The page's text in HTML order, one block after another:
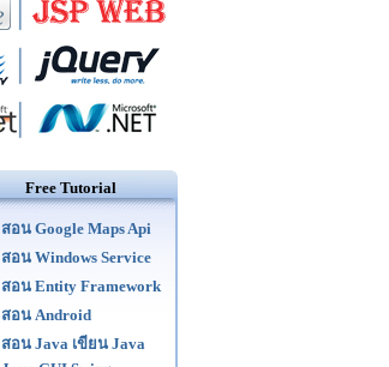
Free Tutorial
สอน Google Maps Api
สอน Windows Service
สอน Entity Framework
สอน Android
สอน Java เขียน Java